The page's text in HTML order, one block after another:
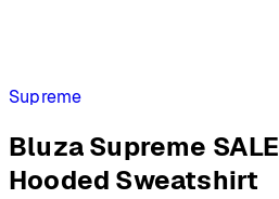
Supreme
Bluza Supreme
Hooded Sweatshirt